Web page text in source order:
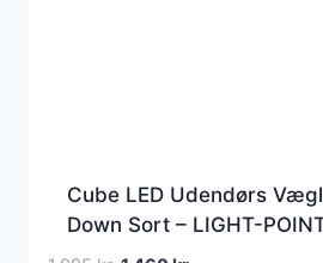
Cube LED Udendørs
Down Sort – LIGHT-
Aluminium